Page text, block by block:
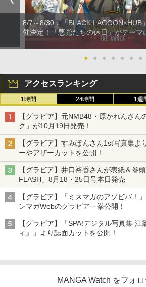
8/7～8/30：「BLACK LAGOON×HUB
催決定！「悪党たちの休日」がテーマ
● ● ● ● ● ● ●
アクセスランキング
1時間 24時間 1週
【グラビア】元NMB48・原かれんさん
ク」が10月19日発売！
【グラビア】すみぽんさん1st写真集よ
ーやアザーカットを公開！
タイトルは「offcourt（オフコート）」
【グラビア】井口裕香さんが表紙＆巻
FLASH」8月18・25日号本日発売
【グラビア】「ミスマガのアソビバ！
ンマガWebのグラビア一挙公開！
【グラビア】「SPA!デジタル写真集
ィ』」より誌面カットを公開！
MANGA Watch をフォ